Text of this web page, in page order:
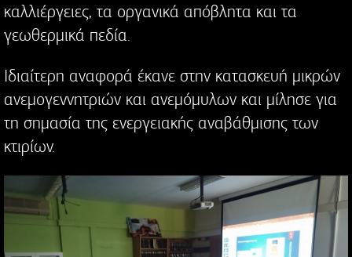
καλλιέργειες, τα οργανικά απόβλητα και τα
γεωθερμικά πεδία.
Ιδιαίτερη αναφορά έκανε στην κατασκευή μικρών
ανεμογεννητριών και ανεμόμυλων και μίλησε για
τη σημασία της ενεργειακής αναβάθμισης των
κτιρίων.